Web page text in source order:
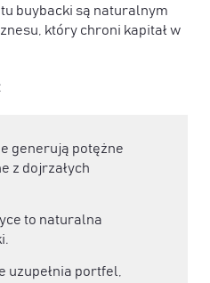
buybacki są naturalnym
który chroni kapitał w
generują potężne
z dojrzałych
to naturalna
uzupełnia portfel,